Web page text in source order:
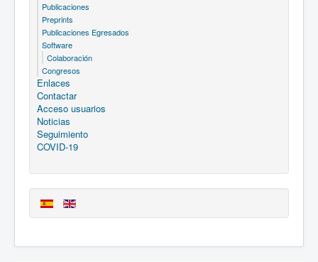
Publicaciones
Preprints
Publicaciones Egresados
Software
Colaboración
Congresos
Enlaces
Contactar
Acceso usuarios
Noticias
Seguimiento
COVID-19